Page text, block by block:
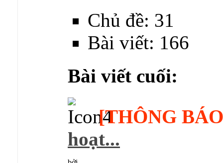
Chủ đề: 31
Bài viết: 166
Bài viết cuối:
[THÔNG
hoạt...